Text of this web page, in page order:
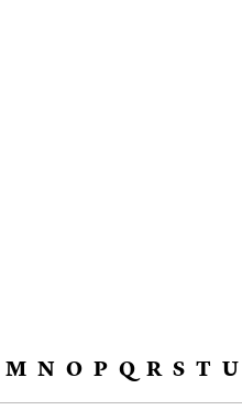
M N O P Q R S T U